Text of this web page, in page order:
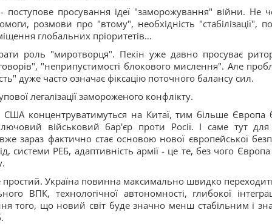
просування ідеї "заморожування" війни. Не
розмови про "втому", необхідність "стабілізації",
глобальних пріоритетів…
роль "миротворця". Пекін уже давно просуває
"неприпустимості блокового мислення". Але
дуже часто означає фіксацію поточного балансу сил.
легалізації замороженого конфлікту.
США концентруватимуться на Китаї, тим більше Європа
військовий бар'єр проти Росії. І саме тут
зараз фактично стає основою нової європейської
системи РЕБ, адаптивність армії - це те, без чого
Україна повинна максимально швидко
ВПК, технологічної автономності, глибокої
того, що новий світ буде значно менш стабільним і